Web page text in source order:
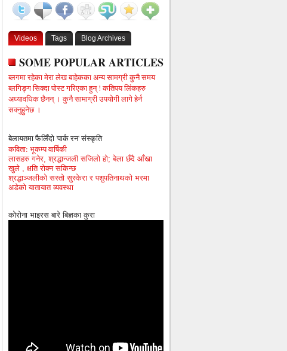
Videos Tags Blog Archives
SOME POPULAR ARTICLES
ब्लगमा रहेका मेरा लेख बाहेकका अन्य सामग्री कुनै समय
ब्लगिङ्ग सिक्दा पोस्ट गरिएका हुन् ! कतिपय लिंकहरु
अध्यावधिक छैनन् । कुनै सामाग्री उपयोगी लागे हेर्न
सक्नुहुनेछ ।
बेलायतमा फैलिँदो 'पार्क रन' संस्कृति
कविता: भूकम्प वार्षिकी
लासहरु गनेर, श्रद्धान्जली सजिलो हो; बेला छँदै आँखा
खुले , क्षति रोक्न सकिन्छ
श्रद्धाञ्जलीको सस्तो सुस्केरा र पशुपतिनाथको भरमा
अडेको यातायात व्यवस्था
कोरोना भाइरस बारे बिज्ञका कुरा